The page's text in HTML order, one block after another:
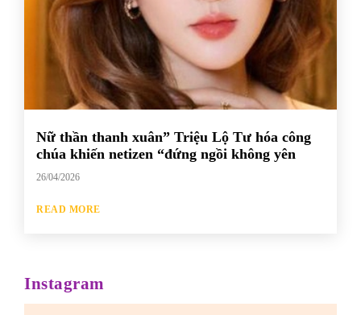
Nữ thần thanh xuân” Triệu Lộ Tư hóa công
chúa khiến netizen “đứng ngồi không yên
26/04/2026
READ MORE
Instagram